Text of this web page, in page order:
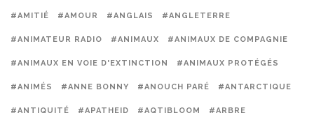
#AMITIÉ #AMOUR #ANGLAIS #ANGLETERRE
#ANIMATEUR RADIO #ANIMAUX #ANIMAUX DE COMPAGNIE
#ANIMAUX EN VOIE D'EXTINCTION #ANIMAUX PROTÉGÉS
#ANIMÉS #ANNE BONNY #ANOUCH PARÉ #ANTARCTIQUE
#ANTIQUITÉ #APATHEID #AQTIBLOOM #ARBRE